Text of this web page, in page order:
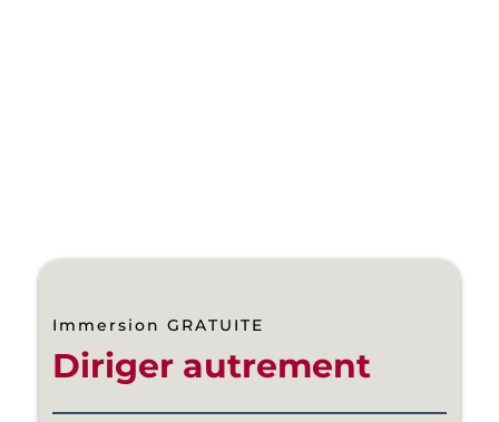
Immersion GRATUITE
Diriger autrement